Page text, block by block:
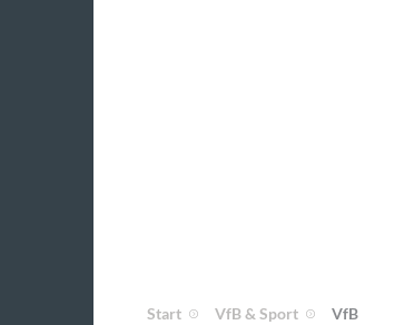
Start VfB & Sport VfB